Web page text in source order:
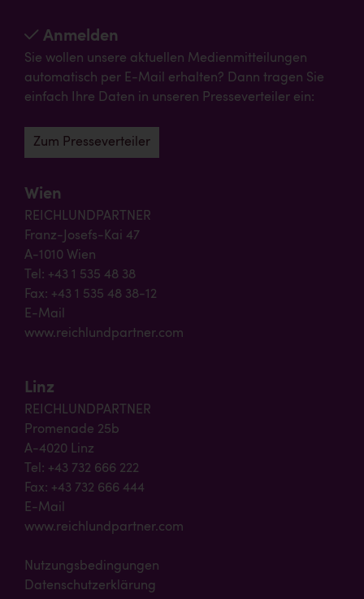
Anmelden
Sie wollen unsere aktuellen Medienmitteilungen
automatisch per E-Mail erhalten? Dann tragen Sie
einfach Ihre Daten in unseren Presseverteiler ein:
Zum Presseverteiler
Wien
REICHLUNDPARTNER
Franz-Josefs-Kai 47
A-1010 Wien
Tel: +43 1 535 48 38
Fax: +43 1 535 48 38-12
E-Mail
www.reichlundpartner.com
Linz
REICHLUNDPARTNER
Promenade 25b
A-4020 Linz
Tel: +43 732 666 222
Fax: +43 732 666 444
E-Mail
www.reichlundpartner.com
Nutzungsbedingungen
Datenschutzerklärung